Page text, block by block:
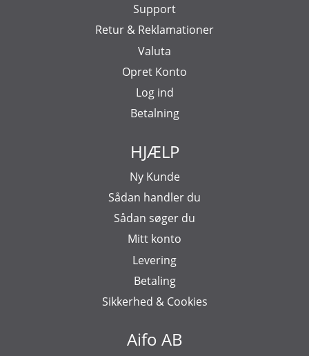
Aifo AB
Support
Retur & Reklamationer
Valuta
Opret Konto
Log ind
Betalning
HJÆLP
Ny Kunde
Sådan handler du
Sådan søger du
Mitt konto
Levering
Betaling
Sikkerhed & Cookies